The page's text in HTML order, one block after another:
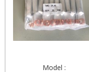
Model :